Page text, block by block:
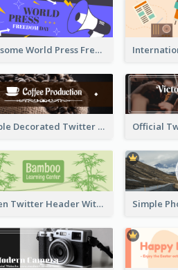
Awesome World Press Freedom Day Twitter Header
Simple Decorated Twitter Header About Coffee
Green Twitter Header With Bamboo Decoration